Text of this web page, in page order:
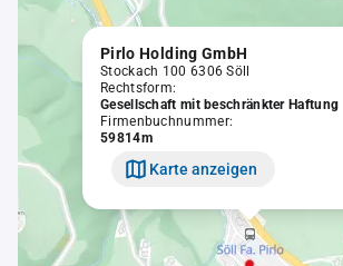
Pirlo Holding GmbH
Stockach 100 6306 Söll
Rechtsform:
Gesellschaft mit beschränkter Haftung
Firmenbuchnummer:
59814m
Karte anzeigen